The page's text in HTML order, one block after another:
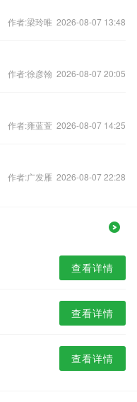
作者:梁玲唯 2026-08-07 13:48
作者:徐彦翰 2026-08-07 20:05
作者:雍蓝萱 2026-08-07 14:25
作者:广发雁 2026-08-07 22:28
查看详情
查看详情
查看详情